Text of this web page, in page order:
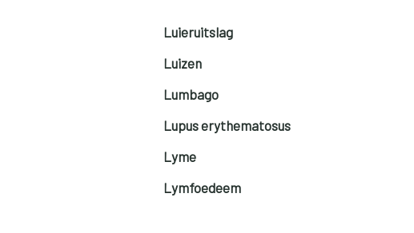
Luieruitslag
Luizen
Lumbago
Lupus erythematosus
Lyme
Lymfoedeem